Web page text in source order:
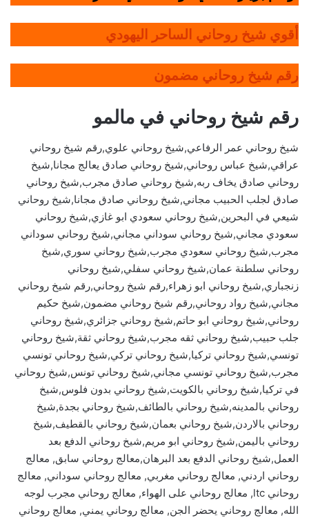
أقوي شيخ روحاني الساحر اليهودي
رقم شيخ روحاني مضمون
رقم شيخ روحاني في مالمو
شيخ روحاني عمر الرفاعي,شيخ روحاني علوي,رقم شيخ روحاني
عراقي,شيخ عباس روحاني,شيخ روحاني صادق يعالج مجانا,شيخ
روحاني صادق يخاف ربه,شيخ روحاني صادق مجرب,شيخ روحاني
صادق لجلب الحبيب مجاني,شيخ روحاني صادق مجانا,شيخ روحاني
شيعي في البحرين,شيخ روحاني سعودي ابو غازي,شيخ روحاني
سعودي مجاني,شيخ روحاني سوداني مجاني,شيخ روحاني سوداني
مجرب,شيخ روحاني سعودي مجرب,شيخ روحاني سوري,شيخ
روحاني سلطنة عمان,شيخ روحاني سفلي,شيخ روحاني
زنجباري,شيخ روحاني ابو زهراء,رقم شيخ روحاني,رقم شيخ روحاني
مجاني,شيخ رواد روحاني,رقم شيخ روحاني مضمون,شيخ حكيم
روحاني,شيخ روحاني ابو حاتم,شيخ روحاني جزائري,شيخ روحاني
جلب حبيب,شيخ روحاني ثقه مجرب,شيخ روحاني ثقة,شيخ روحاني
تونسي,شيخ روحاني تركيا,شيخ روحاني تركي,شيخ روحاني تونسي
مجرب,شيخ روحاني تونسي مجاني,شيخ روحاني تونس,شيخ روحاني
في تركيا,شيخ روحاني بالكويت,شيخ روحاني بدون فلوس,شيخ
روحاني بالمدينه,شيخ روحاني بالطائف,شيخ روحاني بجدة,شيخ
روحاني بالاردن,شيخ روحاني بعمان,شيخ روحاني بالقطيف,شيخ
روحاني باليمن,شيخ روحاني ابو مريم,شيخ روحاني الدفع بعد
العمل,شيخ روحاني الدفع بعد البرهان,معالج روحاني سابق, معالج
روحاني اردني, معالج روحاني مغربي, معالج روحاني سوداني, معالج
روحاني ltc, معالج روحاني على الهواء, معالج روحاني مجرب لوجه
الله, معالج روحاني يحضر الجن, معالج روحاني يمني, معالج روحاني